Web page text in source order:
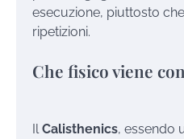
esecuzione, piuttosto
ripetizioni.
Che fisico viene
Il Calisthenics, essendo